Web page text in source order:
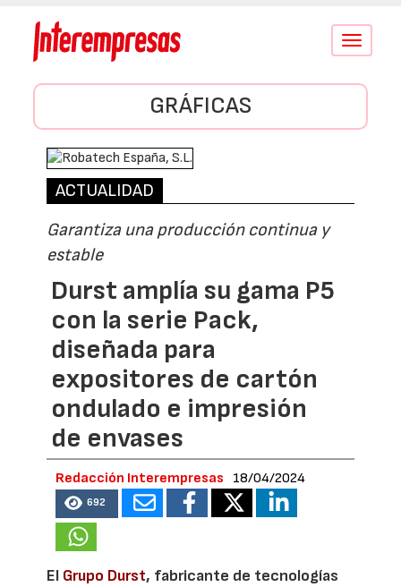
Conmutar
GRÁFICAS
ACTUALIDAD
Garantiza una producción continua y
estable
Durst amplía su gama P5
con la serie Pack,
diseñada para
expositores de cartón
ondulado e impresión
de envases
Redacción Interempresas 18/04/2024
692
El Grupo Durst, fabricante de tecnologías